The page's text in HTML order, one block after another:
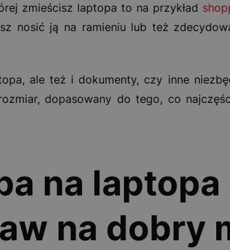
zmieścisz laptopa to na przykład
nosić ją na ramieniu lub też
ale też i dokumenty, czy inne
dopasowany do tego, co
na laptopa
na dobry